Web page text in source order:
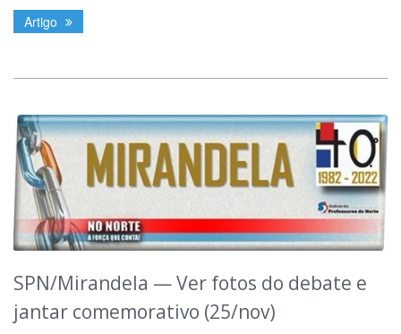
Artigo
SPN/Mirandela — Ver fotos do debate e
jantar comemorativo (25/nov)